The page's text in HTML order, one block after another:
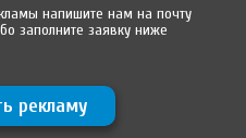
напишите нам на почту
заполните заявку ниже
рекламу